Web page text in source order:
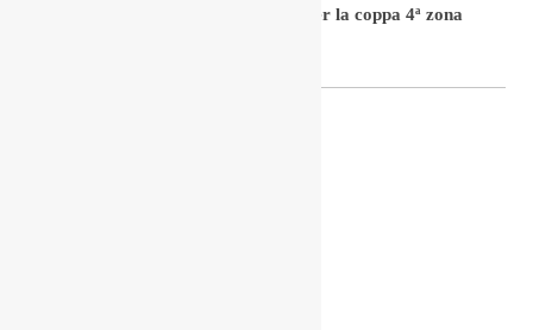
Lo Slalom Aci Sport torna a Ruoti per la coppa 4ª zona